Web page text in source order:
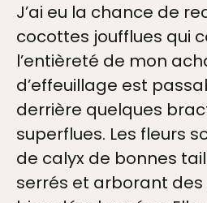
J’ai eu la chance de
cocottes joufflues qui
l’entièreté de mon
d’effeuillage est
derrière quelques
superflues. Les fleurs
de calyx de bonnes
serrés et arborant des